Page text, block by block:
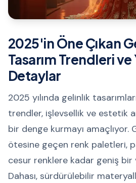
2025'in Öne Çıkan
Tasarım Trendleri
Detaylar
2025 yılında gelinlik
trendler, işlevsellik ve estetik
bir denge kurmayı amaçlıyor.
ötesine geçen renk paletleri,
cesur renklere kadar geniş bir
Dahası, sürdürülebilir